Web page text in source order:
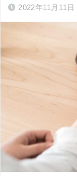
2022年11月11日